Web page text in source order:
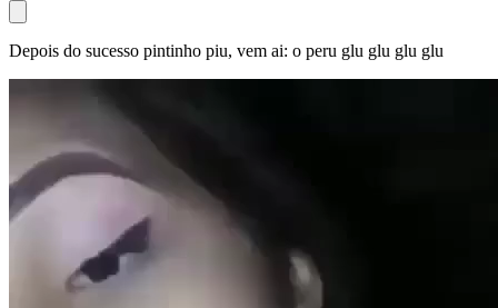
Depois do sucesso pintinho piu, vem ai: o peru glu glu glu glu